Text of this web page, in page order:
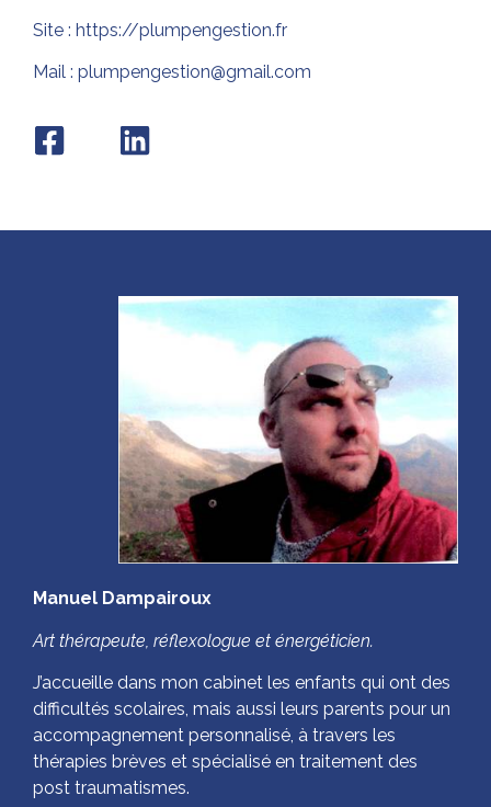
Site : https://plumpengestion.fr
Mail : plumpengestion@gmail.com
Manuel Dampairoux
Art thérapeute, réflexologue et énergéticien.
J’accueille dans mon cabinet les enfants qui ont des
difficultés scolaires, mais aussi leurs parents pour un
accompagnement personnalisé, à travers les
thérapies brèves et spécialisé en traitement des
post traumatismes.